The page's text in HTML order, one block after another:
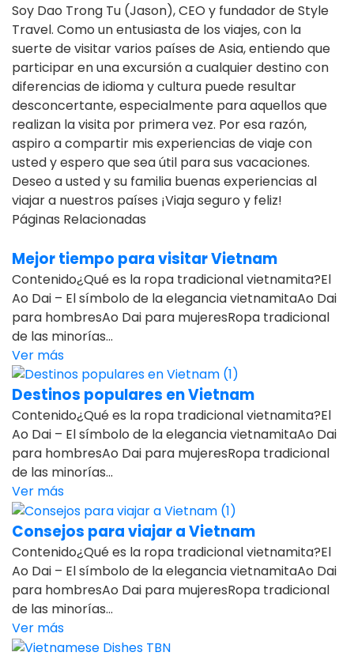
Soy Dao Trong Tu (Jason), CEO y fundador de Style
Travel. Como un entusiasta de los viajes, con la
suerte de visitar varios países de Asia, entiendo que
participar en una excursión a cualquier destino con
diferencias de idioma y cultura puede resultar
desconcertante, especialmente para aquellos que
realizan la visita por primera vez. Por esa razón,
aspiro a compartir mis experiencias de viaje con
usted y espero que sea útil para sus vacaciones.
Deseo a usted y su familia buenas experiencias al
viajar a nuestros países ¡Viaja seguro y feliz!
Páginas Relacionadas
Mejor tiempo para visitar Vietnam
Contenido¿Qué es la ropa tradicional vietnamita?El
Ao Dai – El símbolo de la elegancia vietnamitaAo Dai
para hombresAo Dai para mujeresRopa tradicional
de las minorías...
Ver más
Destinos populares en Vietnam
Contenido¿Qué es la ropa tradicional vietnamita?El
Ao Dai – El símbolo de la elegancia vietnamitaAo Dai
para hombresAo Dai para mujeresRopa tradicional
de las minorías...
Ver más
Consejos para viajar a Vietnam
Contenido¿Qué es la ropa tradicional vietnamita?El
Ao Dai – El símbolo de la elegancia vietnamitaAo Dai
para hombresAo Dai para mujeresRopa tradicional
de las minorías...
Ver más